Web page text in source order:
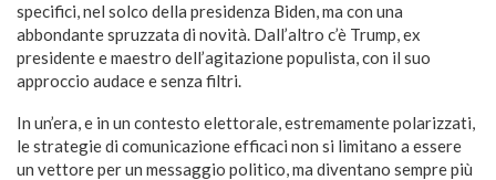
specifici, nel solco della presidenza Biden, ma con una
abbondante spruzzata di novità. Dall’altro c’è Trump, ex
presidente e maestro dell’agitazione populista, con il suo
approccio audace e senza filtri.
In un’era, e in un contesto elettorale, estremamente polarizzati,
le strategie di comunicazione efficaci non si limitano a essere
un vettore per un messaggio politico, ma diventano sempre più